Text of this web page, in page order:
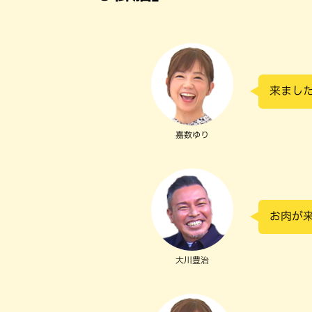
嘉数ゆり
来まし
大川豊治
お肉が